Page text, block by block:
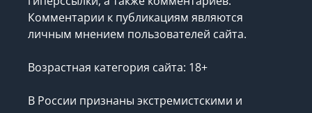
Комментарии к публикациям являются
личным мнением пользователей сайта.
Возрастная категория сайта: 18+
В России признаны экстремистскими и